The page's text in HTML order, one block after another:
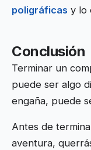
poligráficas y lo
Conclusión
Terminar un
puede ser algo
engaña, puede
Antes de
aventura,